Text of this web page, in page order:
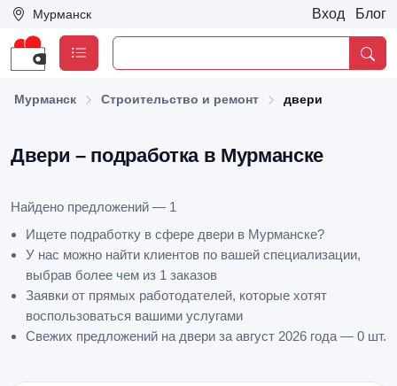
Мурманск Вход Блог
Мурманск Строительство и ремонт двери
Двери – подработка в Мурманске
Найдено предложений — 1
Ищете подработку в сфере двери в Мурманске?
У нас можно найти клиентов по вашей специализации,
выбрав более чем из 1 заказов
Заявки от прямых работодателей, которые хотят
воспользоваться вашими услугами
Свежих предложений на двери за август 2026 года — 0 шт.